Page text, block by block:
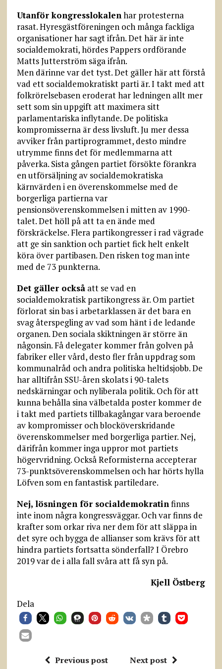
Utanför kongresslokalenhar protesterna
rasat. Hyresgästföreningen och många fackliga
organisationer har sagt ifrån. Det här är inte
socialdemokrati, hördes Pappers ordförande
Matts Jutterström säga ifrån.
Men därinne var det tyst. Det gäller här att förstå
vad ett socialdemokratiskt parti är. I takt med att
folkrörelsebasen eroderat har ledningen allt mer
sett som sin uppgift att maximera sitt
parlamentariska inflytande. De politiska
kompromisserna är dess livsluft. Ju mer dessa
avviker från partiprogrammet, desto mindre
utrymme finns det för medlemmarna att
påverka. Sista gången partiet försökte förankra
en utförsäljning av socialdemokratiska
kärnvärden i en överenskommelse med de
borgerliga partierna var
pensionsöverenskommelsen i mitten av 1990-
talet. Det höll på att ta en ände med
förskräckelse. Flera partikongresser i rad vägrade
att ge sin sanktion och partiet fick helt enkelt
köra över partibasen. Den risken tog man inte
med de 73 punkterna.
Det gäller ocksåatt se vad en
socialdemokratisk partikongress är. Om partiet
förlorat sin bas i arbetarklassen är det bara en
svag återspegling av vad som hänt i de ledande
organen. Den sociala skiktningen är större än
någonsin. Få delegater kommer från golven på
fabriker eller vård, desto fler från uppdrag som
kommunalråd och andra politiska heltidsjobb. De
har alltifrån SSU-åren skolats i 90-talets
nedskärningar och nyliberala politik. Och för att
kunna behålla sina välbetalda poster kommer de
i takt med partiets tillbakagångar vara beroende
av kompromisser och blocköverskridande
överenskommelser med borgerliga partier. Nej,
därifrån kommer inga uppror mot partiets
högervridning. Också Reformisterna accepterar
73-punktsöverenskommelsen och har hörts hylla
Löfven som en fantastisk partiledare.
Nej, lösningen för socialdemokratinfinns
inte inom några kongressväggar. Och var finns de
krafter som orkar riva ner dem för att släppa in
det syre och bygga de allianser som krävs för att
hindra partiets fortsatta sönderfall? I Örebro
2019 var de i alla fall svåra att få syn på.
Kjell Östberg
Dela
Previous post Next post